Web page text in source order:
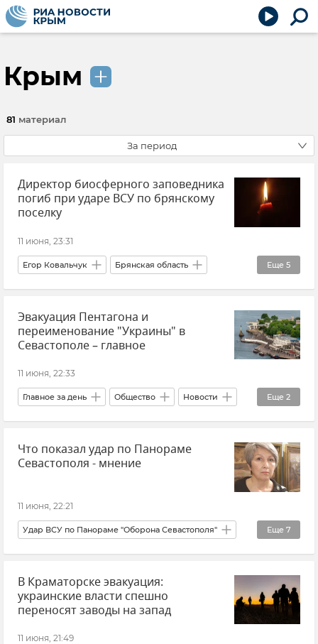
Крым
81 материал
За период
Директор биосферного заповедника
погиб при ударе ВСУ по брянскому
поселку
11 июня, 23:31
Еще 5
Егор Ковальчук Брянская область
Происшествия Новости Атаки ВСУ
Утраты Заповедники
Эвакуация Пентагона и
переименование "Украины" в
Севастополе – главное
11 июня, 22:33
Еще 2
Главное за день Общество Новости
Крым В мире
Что показал удар по Панораме
Севастополя - мнение
11 июня, 22:21
Еще 7
Удар ВСУ по Панораме "Оборона Севастополя"
Севастополь Новости Севастополя
Крым Новости Крыма
Татьяна Щербакова
В Краматорске эвакуация:
украинские власти спешно
переносят заводы на запад
11 июня, 21:49